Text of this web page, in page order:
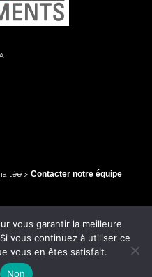
> Contacter notre équipe
2026 Tous droits réservés
vous garantir la meilleure
vous continuez à utiliser ce
vous en êtes satisfait.
Non